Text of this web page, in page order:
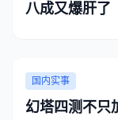
八成又爆肝了
国内实事
幻塔四测不只